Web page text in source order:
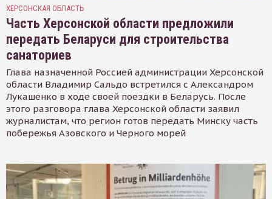
ХЕРСОНСКАЯ ОБЛАСТЬ
Часть Херсонской области предложили
передать Беларуси для строительства
санаториев
Глава назначенной Россией администрации Херсонской
области Владимир Сальдо встретился с Александром
Лукашенко в ходе своей поездки в Беларусь. После
этого разговора глава Херсонской области заявил
журналистам, что регион готов передать Минску часть
побережья Азовского и Черного морей